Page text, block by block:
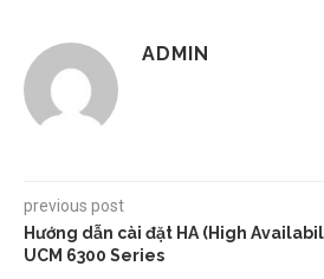
ADMIN
previous post
Hướng dẫn cài đặt HA (High
UCM 6300 Series